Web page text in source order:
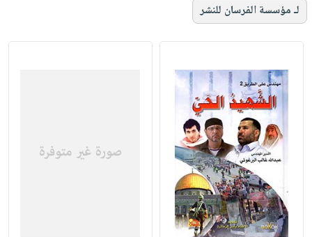
لـ مؤسسة الفرسان للنشر